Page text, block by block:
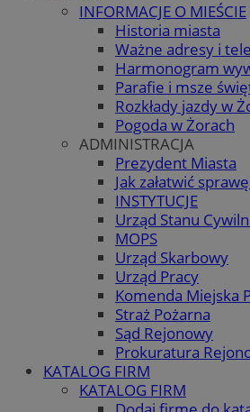
INFORMACJE O MIEŚCIE
Historia miasta
Ważne adresy i
Harmonogram
Parafie i msze
Rozkłady jazdy w
Pogoda w Żorach
ADMINISTRACJA
Prezydent Miasta
Jak załatwić
INSTYTUCJE
Urząd Stanu
MOPS
Urząd Skarbowy
Urząd Pracy
Komenda Miejska
Straż Pożarna
Sąd Rejonowy
Prokuratura
KATALOG FIRM
KATALOG FIRM